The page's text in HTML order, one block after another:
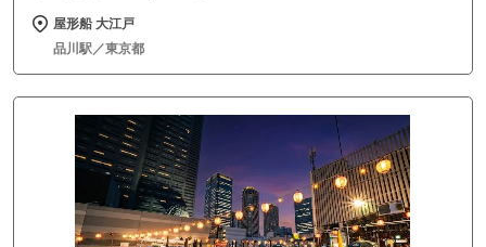
屋形船 大江戸
品川駅／東京都